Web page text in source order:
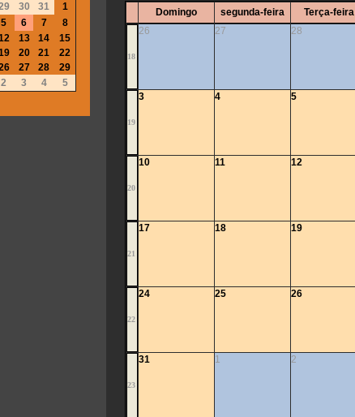
Domingo segunda-feira Terça-feira
18
26 27 28
19
3 4 5
20
10 11 12
21
17 18 19
22
24 25 26
23
31 1 2
30 31
1
5 6 7
8
13 14
15
20 21
22
27 28
29
2 3 4 5